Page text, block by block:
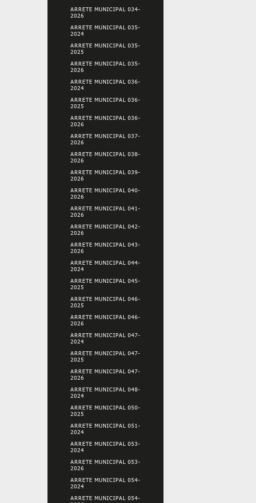
ARRETE MUNICIPAL 034-
2026
ARRETE MUNICIPAL 035-
2024
ARRETE MUNICIPAL 035-
2025
ARRETE MUNICIPAL 035-
2026
ARRETE MUNICIPAL 036-
2024
ARRETE MUNICIPAL 036-
2025
ARRETE MUNICIPAL 036-
2026
ARRETE MUNICIPAL 037-
2026
ARRETE MUNICIPAL 038-
2026
ARRETE MUNICIPAL 039-
2026
ARRETE MUNICIPAL 040-
2026
ARRETE MUNICIPAL 041-
2026
ARRETE MUNICIPAL 042-
2026
ARRETE MUNICIPAL 043-
2026
ARRETE MUNICIPAL 044-
2024
ARRETE MUNICIPAL 045-
2025
ARRETE MUNICIPAL 046-
2025
ARRETE MUNICIPAL 046-
2026
ARRETE MUNICIPAL 047-
2024
ARRETE MUNICIPAL 047-
2025
ARRETE MUNICIPAL 047-
2026
ARRETE MUNICIPAL 048-
2024
ARRETE MUNICIPAL 050-
2025
ARRETE MUNICIPAL 051-
2024
ARRETE MUNICIPAL 053-
2024
ARRETE MUNICIPAL 053-
2026
ARRETE MUNICIPAL 054-
2024
ARRETE MUNICIPAL 054-